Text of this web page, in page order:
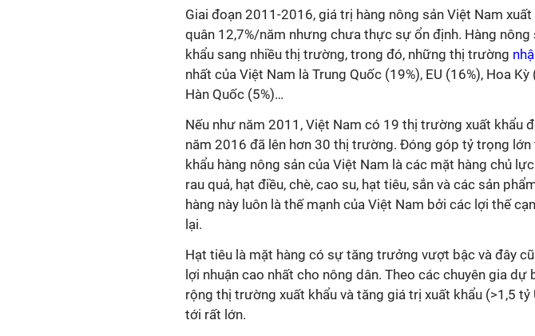
Giai đoạn 2011-2016, giá trị hàng nông sản Việt Nam
quân 12,7%/năm nhưng chưa thực sự ổn định. Hàng nông
khẩu sang nhiều thị trường, trong đó, những thị trường
nhất của Việt Nam là Trung Quốc (19%), EU (16%), Hoa Kỳ
Hàn Quốc (5%)…
Nếu như năm 2011, Việt Nam có 19 thị trường xuất khẩu
năm 2016 đã lên hơn 30 thị trường. Đóng góp tỷ trọng
khẩu hàng nông sản của Việt Nam là các mặt hàng chủ
rau quả, hạt điều, chè, cao su, hạt tiêu, sắn và các sản
hàng này luôn là thế mạnh của Việt Nam bởi các lợi thế
lại.
Hạt tiêu là mặt hàng có sự tăng trưởng vượt bậc và đây
lợi nhuận cao nhất cho nông dân. Theo các chuyên gia dự
rộng thị trường xuất khẩu và tăng giá trị xuất khẩu (>1,5
tới rất lớn.